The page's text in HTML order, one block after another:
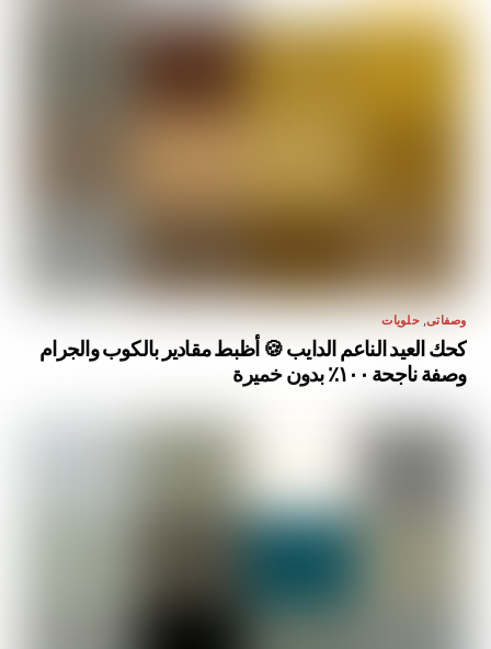
وصفاتى,حلويات
كحك العيد الناعم الدايب 🍪 أظبط مقادير بالكوب والجرام
وصفة ناجحة ١٠٠٪ بدون خميرة